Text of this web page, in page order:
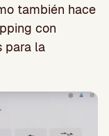
también hace
con
para la